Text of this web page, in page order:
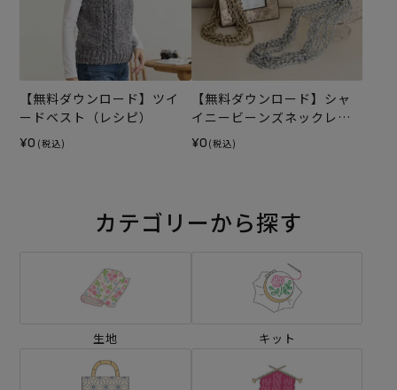
【無料ダウンロード】ツイ
ードベスト（レシピ）
¥0 (税込)
【無料ダウンロード】シャ
イニービーンズネックレス
（レシピ）
¥0 (税込)
カテゴリーから探す
生地 キット